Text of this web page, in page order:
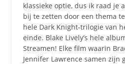
klassieke optie, dus ik raad je
bij te zetten door een thema
hele Dark Knight-trilogie van
einde. Blake Lively’s hele
Streamen! Elke film waarin
Jennifer Lawrence samen zijn